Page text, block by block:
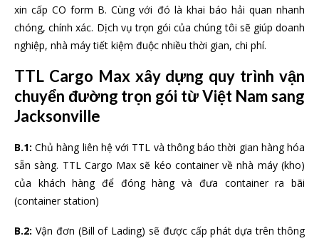
xin cấp CO form B. Cùng với đó là khai báo hải quan nhanh
chóng, chính xác. Dịch vụ trọn gói của chúng tôi sẽ giúp doanh
nghiệp, nhà máy tiết kiệm đuộc nhiều thời gian, chi phí.
TTL Cargo Max xây dựng quy trình vận
chuyển đường trọn gói từ Việt Nam sang
Jacksonville
B.1: Chủ hàng liên hệ với TTL và thông báo thời gian hàng hóa
sẵn sàng. TTL Cargo Max sẽ kéo container về nhà máy (kho)
của khách hàng để đóng hàng và đưa container ra bãi
(container station)
B.2: Vận đơn (Bill of Lading) sẽ được cấp phát dựa trên thông